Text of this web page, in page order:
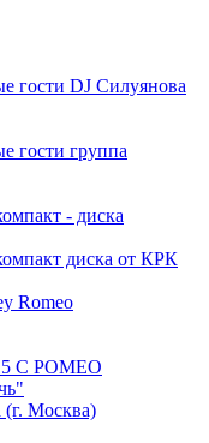
гости DJ Силуянова
гости группа
- диска
диска от КРК
Romeo
C РОМЕО
Москва)